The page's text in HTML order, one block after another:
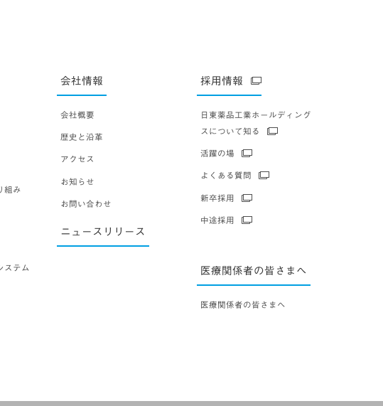
組み
ステム
会社情報
会社概要
歴史と沿革
アクセス
お知らせ
お問い合わせ
ニュースリリース
採用情報
日東薬品工業ホールディング
スについて知る
活躍の場
よくある質問
新卒採用
中途採用
医療関係者の皆さまへ
医療関係者の皆さまへ